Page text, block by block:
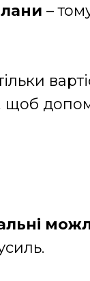
–